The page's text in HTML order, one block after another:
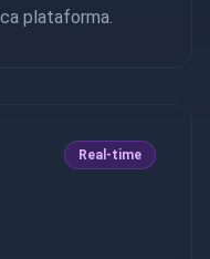
plataforma.
Real-time